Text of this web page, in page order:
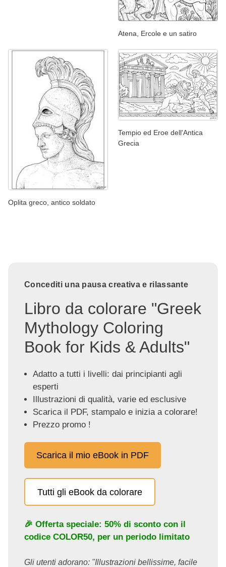
Atena, Ercole e un satiro
Oplita greco, antico soldato
Tempio ed Eroe dell'Antica
Grecia
Concediti una pausa creativa e rilassante
Libro da colorare "Greek
Mythology Coloring
Book for Kids & Adults"
Adatto a tutti i livelli: dai principianti agli
esperti
Illustrazioni di qualità, varie ed esclusive
Scarica il PDF, stampalo e inizia a colorare!
Prezzo promo !
Scarica il mio eBook in PDF
Tutti gli eBook da colorare
🎉 Offerta speciale: 50% di sconto con il
codice COLOR50, per un periodo limitato
Gli utenti adorano: "Illustrazioni bellissime, facile